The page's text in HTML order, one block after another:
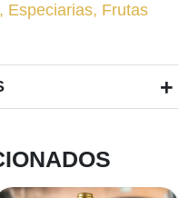
, Especiarias, Frutas
+